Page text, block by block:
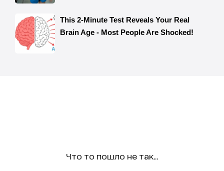
Что то пошло не так...